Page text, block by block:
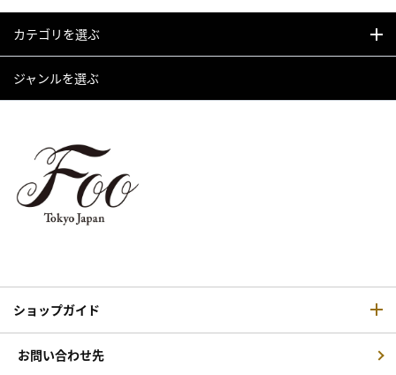
カテゴリを選ぶ
ジャンルを選ぶ
ショップガイド
お問い合わせ先